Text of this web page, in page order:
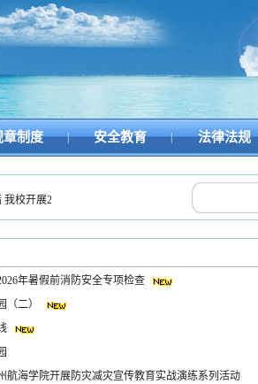
制度 | 安全教育 | 法律法规
校开展2026年暑假前消防安全专项检查
年暑假前消防安全专项检查
（二）
海学院开展防灾减灾宣传教育实战演练系列活动